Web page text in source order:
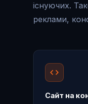
існуючих.
реклами,
Сайт на